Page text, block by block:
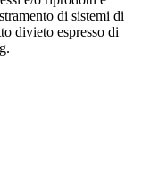
di sistemi di
divieto espresso di